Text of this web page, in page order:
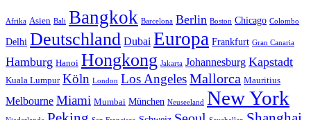
Afrika Asien Bali Bangkok Barcelona Berlin Boston Chicago Colombo
Delhi Deutschland Dubai Europa Frankfurt Gran Canaria
Hamburg Hanoi Hongkong Jakarta Johannesburg Kapstadt
Kuala Lumpur Köln London Los AngelesMallorca Mauritius
Melbourne Miami Mumbai München Neuseeland New York